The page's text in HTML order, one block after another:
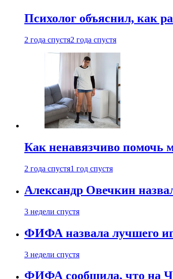
Психолог объяснил, как
2 года спустя2 года спустя
Как ненавязчиво помочь
2 года спустя1 год спустя
Александр Овечкин
3 недели спустя
ФИФА назвала лучшего
3 недели спустя
ФИФА сообщила, что на